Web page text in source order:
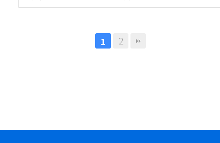
1 2